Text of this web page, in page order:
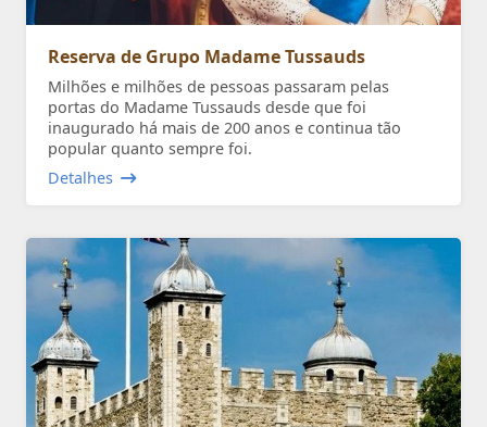
Reserva de Grupo Madame Tussauds
Milhões e milhões de pessoas passaram pelas
portas do Madame Tussauds desde que foi
inaugurado há mais de 200 anos e continua tão
popular quanto sempre foi.
Detalhes